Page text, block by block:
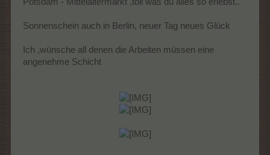
Sonnenschein auch in Berlin, neuer Tag neues Glück
Ich ,wünsche all denen die Arbeiten müssen eine
angenehme Schicht